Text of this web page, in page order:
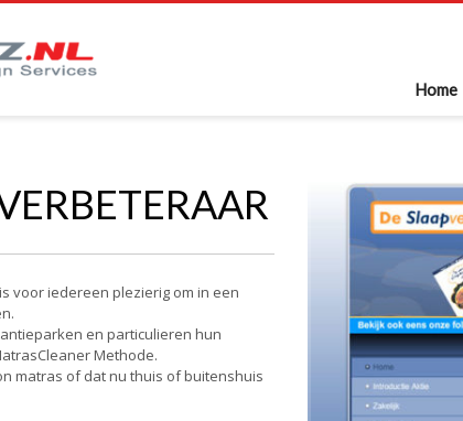
Home
voor iedereen plezierig om in een
en particulieren hun
Methode.
matras of dat nu thuis of buitenshuis